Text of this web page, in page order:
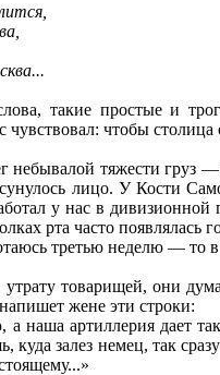
такие простые и
чтобы
тяжести груз
лицо. У Кости
у нас в дивизионной
рта часто
третью неделю — то в
товарищей, они
жене эти строки:
наша артиллерия дает
куда залез немец, так